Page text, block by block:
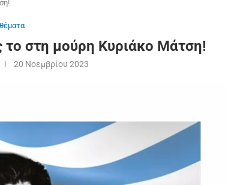
το στη μούρη Κυριάκο Μάτση!
20 Νοεμβρίου 2023